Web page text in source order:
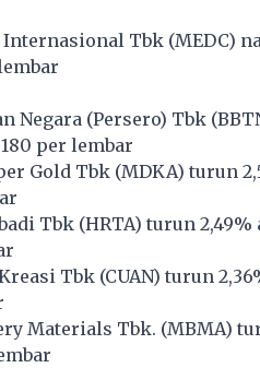
Internasional Tbk (MEDC)
Negara (Persero) Tbk (
per lembar
Gold Tbk (MDKA) turun
Tbk (HRTA) turun 2,49%
Tbk (CUAN) turun
Materials Tbk. (MBMA)